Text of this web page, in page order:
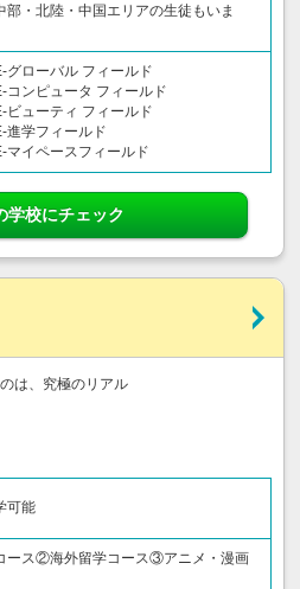
部・北陸・中国エリアの生徒もいま
グローバル フィールド
コンピュータ フィールド
ビューティ フィールド
進学フィールド
マイペースフィールド
学校にチェック
は、究極のリアル
可能
ース②海外留学コース③アニメ・漫画